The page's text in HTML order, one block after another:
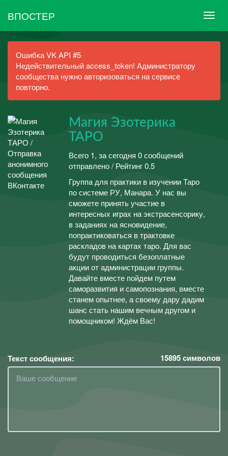
ВПОСТЕР
Ошибка VK API #5
Недействительный access_token! Администратору
сообщества нужно авторизоваться на сервисе
повторно.
Магия Эзотерика
ТАРО
Всего 1, за сегодня 0 сообщений
отправлено / Рейтинг 0.5
Группа для практики в изучении Таро
по системе РУ, Манара. У нас вы
сможете принять участие в
интересных играх на экстрасенсорику,
в заданиях на ясновидение,
попрактиковаться в трактовке
раскладов на картах таро. Для вас
будут проводиться безоплатные
акции от администрации группы.
Давайте вместе пойдем путем
саморазвития и самопознания, вместе
станем опытнее, а своему дару дадим
шанс стать нашим вечным другом и
помощником! Ждём Вас!
Текст сообщения: 15895символов